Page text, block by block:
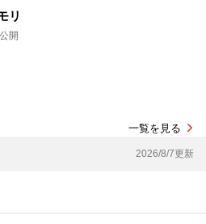
リ
開
一覧を見る
2026/8/7更新